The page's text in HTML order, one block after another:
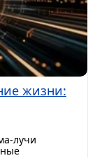
жизни:
лучи